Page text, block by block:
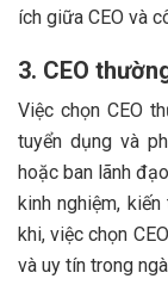
ích giữa CEO và
3. CEO
Việc chọn CEO
tuyển dụng và
hoặc ban lãnh
kinh nghiệm,
khi, việc chọn
và uy tín trong